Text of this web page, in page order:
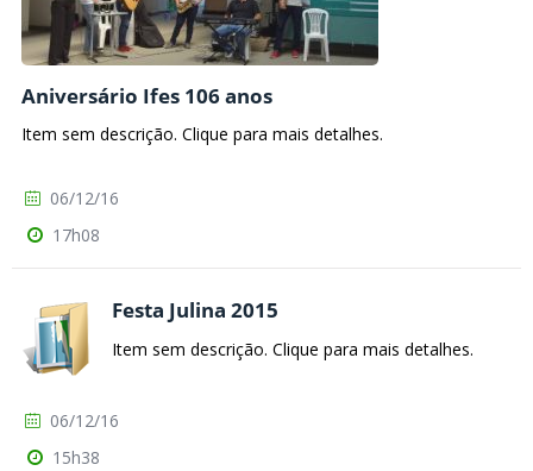
Aniversário Ifes 106 anos
Item sem descrição. Clique para mais detalhes.
06/12/16
17h08
Festa Julina 2015
Item sem descrição. Clique para mais detalhes.
06/12/16
15h38